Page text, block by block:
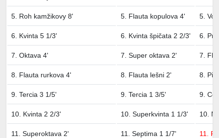
5. Roh kamžikovy 8' 5. Flauta kopulova 4' 5.
6. Kvinta 5 1/3' 6. Kvinta špičata 2 2/3' 6.
7. Oktava 4' 7. Super oktava 2' 7.
8. Flauta rurkova 4' 8. Flauta lešni 2' 8.
9. Tercia 3 1/5' 9. Tercia 1 3/5' 9.
10. Kvinta 2 2/3' 10. Superkvinta 1 1/3' 10.
11. Superoktava 2' 11. Septima 1 1/7' 11.